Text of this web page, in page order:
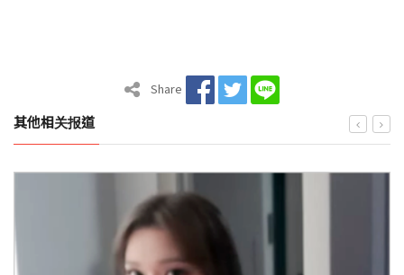
Share
其他相关报道